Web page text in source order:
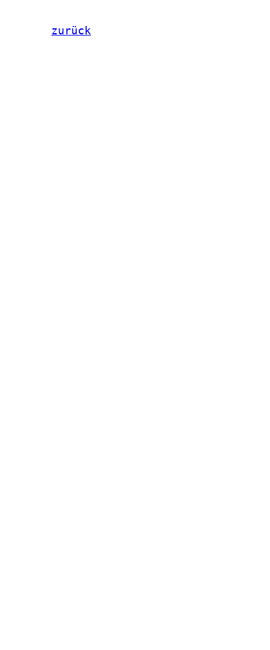
zurück